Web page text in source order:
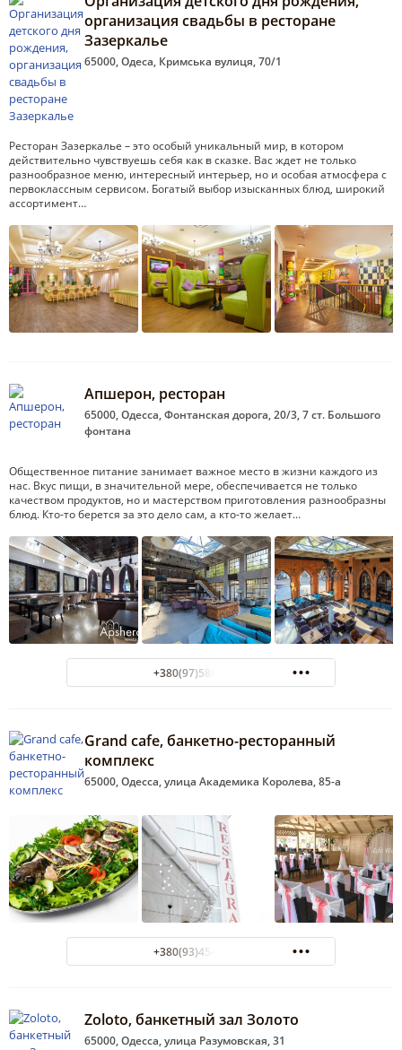
организация свадьбы в ресторане
Зазеркалье
65000, Одеса, Кримська вулиця, 70/1
Ресторан Зазеркалье – это особый уникальный мир, в котором
действительно чувствуешь себя как в сказке. Вас ждет не только
разнообразное меню, интересный интерьер, но и особая атмосфера с
первоклассным сервисом. Богатый выбор изысканных блюд, широкий
ассортимент…
Апшерон, ресторан
65000, Одесса, Фонтанская дорога, 20/3, 7 ст. Большого
фонтана
Общественное питание занимает важное место в жизни каждого из
нас. Вкус пищи, в значительной мере, обеспечивается не только
качеством продуктов, но и мастерством приготовления разнообразны
блюд. Кто-то берется за это дело сам, а кто-то желает…
+380(97)580-77-55
Grand cafe, банкетно-ресторанный
комплекс
65000, Одесса, улица Академика Королева, 85-а
+380(93)454-96-01
Zoloto, банкетный зал Золото
65000, Одесса, улица Разумовская, 31